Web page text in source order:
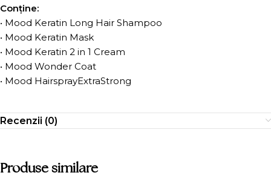
Conține:
• Mood Keratin Long Hair Shampoo
• Mood Keratin Mask
• Mood Keratin 2 in 1 Cream
• Mood Wonder Coat
• Mood HairsprayExtraStrong
Recenzii (0)
Produse similare